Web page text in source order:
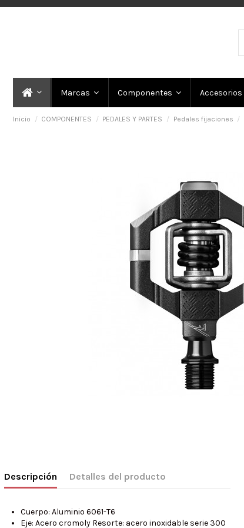
Marcas Componentes Accesorios
Inicio COMPONENTES PEDALES Y PARTES Pedales fijaciones
Descripción Detalles del producto
Cuerpo: Aluminio 6061-T6
Eje: Acero cromoly Resorte: acero inoxidable serie 300